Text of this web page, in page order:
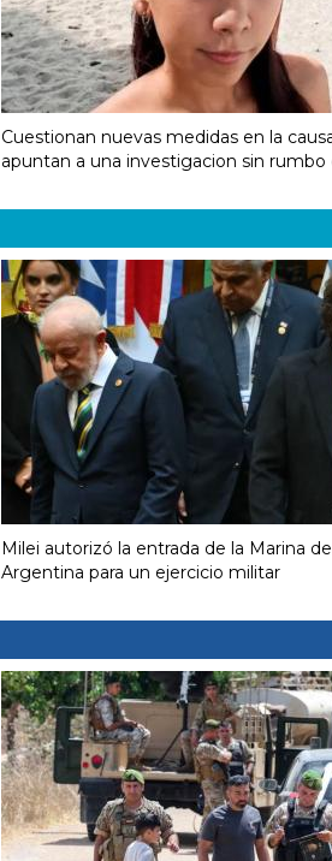
Cuestionan nuevas medidas en la
apuntan a una investigacion sin rumbo
Milei autorizó la entrada de la Marina de
Argentina para un ejercicio militar